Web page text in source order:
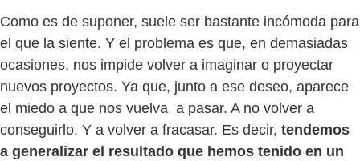
Como es de suponer, suele ser bastante incómoda para
el que la siente. Y el problema es que, en demasiadas
ocasiones, nos impide volver a imaginar o proyectar
nuevos proyectos. Ya que, junto a ese deseo, aparece
el miedo a que nos vuelva a pasar. A no volver a
conseguirlo. Y a volver a fracasar. Es decir, tendemos
a generalizar el resultado que hemos tenido en un